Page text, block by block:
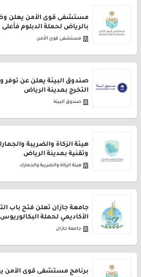
مستشفى قوى الأمن يعلن
بالرياض لحملة الدبلوم فأعلى
مستشفى قوى الأمن
صندوق البيئة يعلن عن توفر
التخرج بمدينة الرياض
صندوق البيئة
هيئة الزكاة والضريبة
وتقنية بمدينة الرياض
هيئة الزكاة والضريبة والجمارك
جامعة جازان تعلن فتح باب
الأكاديمي لحملة
جامعة جازان
برنامج مستشفى قوى الأمن